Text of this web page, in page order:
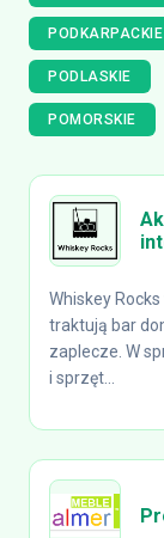
PODKARPACKIE
PODLASKIE
POMORSKIE
Whiskey
traktują bar
zaplecze. W
i sprzęt...